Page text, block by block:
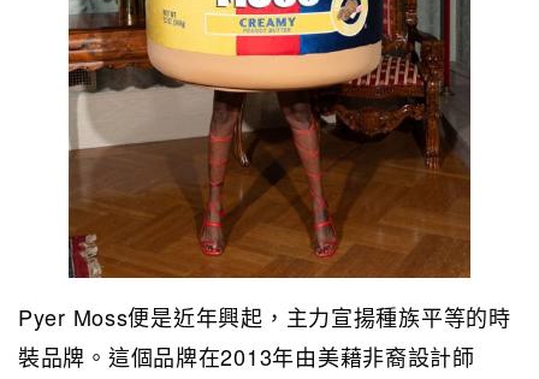
Pyer Moss便是近年興起，主力宣揚種族平等的時
裝品牌。這個品牌在2013年由美藉非裔設計師